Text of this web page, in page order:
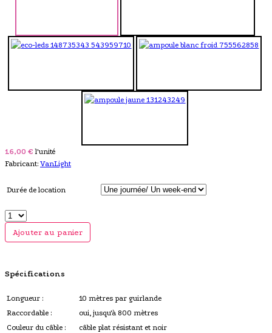
16,00 € l'unité
Fabricant: VanLight
Durée de location
Ajouter au panier
Spécifications
Longueur :
10 mètres par guirlande
Raccordable :
oui, jusqu'à 800 mètres
Couleur du câble :
câble plat résistant et noir